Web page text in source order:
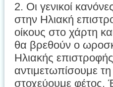
2. Οι γενικοί
στην Ηλιακή
οίκους στο χάρτη
θα βρεθούν ο
Ηλιακής
αντιμετωπίσουμε
στοχεύουμε φέτος.